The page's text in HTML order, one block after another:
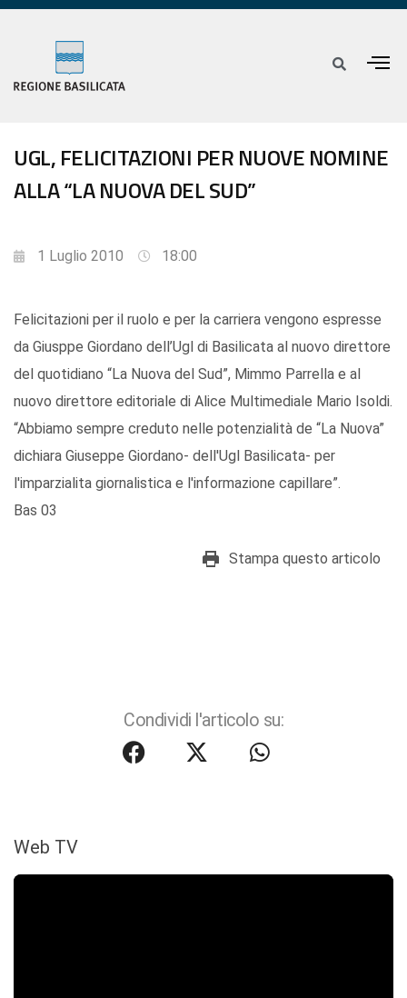
UGL, FELICITAZIONI PER NUOVE NOMINE
ALLA “LA NUOVA DEL SUD”
1 Luglio 2010 18:00
Felicitazioni per il ruolo e per la carriera vengono espresse
da Giusppe Giordano dell’Ugl di Basilicata al nuovo direttore
del quotidiano “La Nuova del Sud”, Mimmo Parrella e al
nuovo direttore editoriale di Alice Multimediale Mario Isoldi.
“Abbiamo sempre creduto nelle potenzialità de “La Nuova”
dichiara Giuseppe Giordano- dell'Ugl Basilicata- per
l'imparzialita giornalistica e l'informazione capillare”.
Bas 03
Stampa questo articolo
Condividi l'articolo su:
Web TV